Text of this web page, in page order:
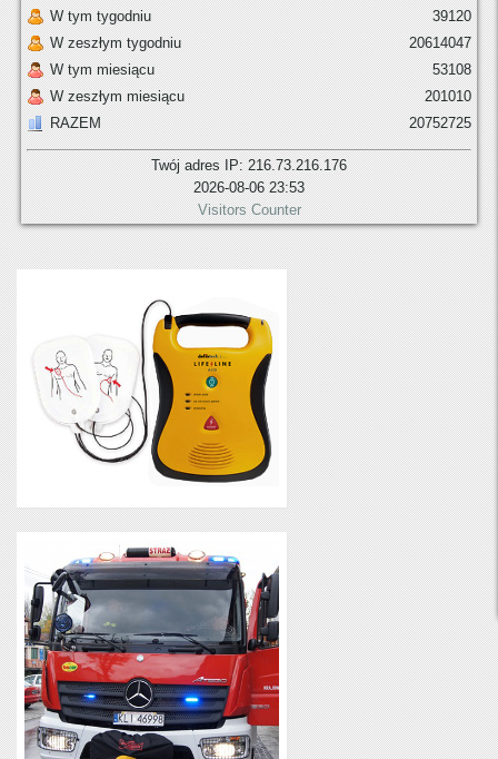
W tym tygodniu
W zeszłym tygodniu
W tym miesiącu
W zeszłym miesiącu
RAZEM
39120
20614047
53108
201010
20752725
Twój adres IP: 216.73.216.176
2026-08-06 23:53
Visitors Counter